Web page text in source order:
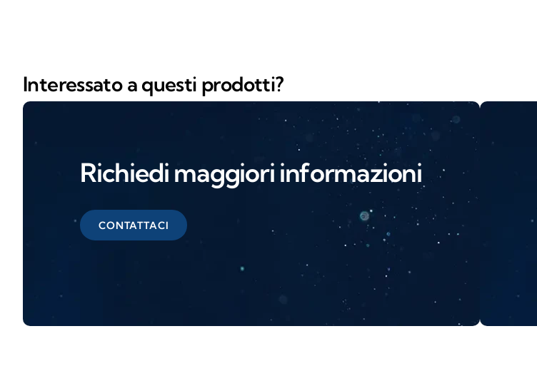
Interessato a questi prodotti?
Richiedi maggiori informazioni
CONTATTACI